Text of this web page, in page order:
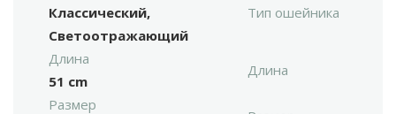
Классический,
Светоотражающий
Тип ошейника
Длина
51 cm
Длина
Размер